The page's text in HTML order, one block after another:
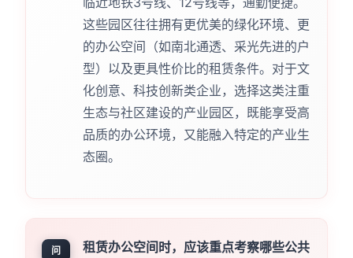
这些园区往往拥有更优美的绿化环境、更
的办公空间（如南北通透、采光先进的户
型）以及更具性价比的租赁条件。对于文
化创意、科技创新类企业，选择这类注重
生态与社区建设的产业园区，既能享受高
品质的办公环境，又能融入特定的产业生
态圈。
问
租赁办公空间时，应该重点考察哪些公共